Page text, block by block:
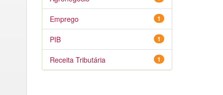
1
Emprego
1
PIB
1
Receita Tributária